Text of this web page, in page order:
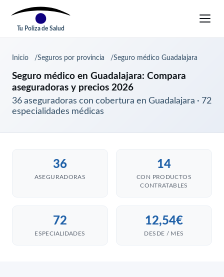
Tu Poliza de Salud
Inicio Seguros por provincia Seguro médico Guadalajara
Seguro médico en Guadalajara: Compara
aseguradoras y precios 2026
36 aseguradoras con cobertura en Guadalajara · 72
especialidades médicas
36
ASEGURADORAS
14
CON PRODUCTOS
CONTRATABLES
72
ESPECIALIDADES
12,54€
DESDE / MES